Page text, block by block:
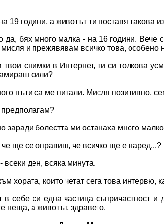
19 години, а животът ти поставя такова
да, бях много малка - на 16 години. Вече
и прежявявам всичко това, особено
твои снимки в Интернет, ти си толкова
сили?
пъти са ме питали. Мисля позитивно,
заради болестта ми останаха много
ще се оправиш, че всичко ще е наред...?
всеки ден, всяка минута.
хората, които четат сега това интервю,
себе си една частица съпричастност и
неща, а животът, здравето.